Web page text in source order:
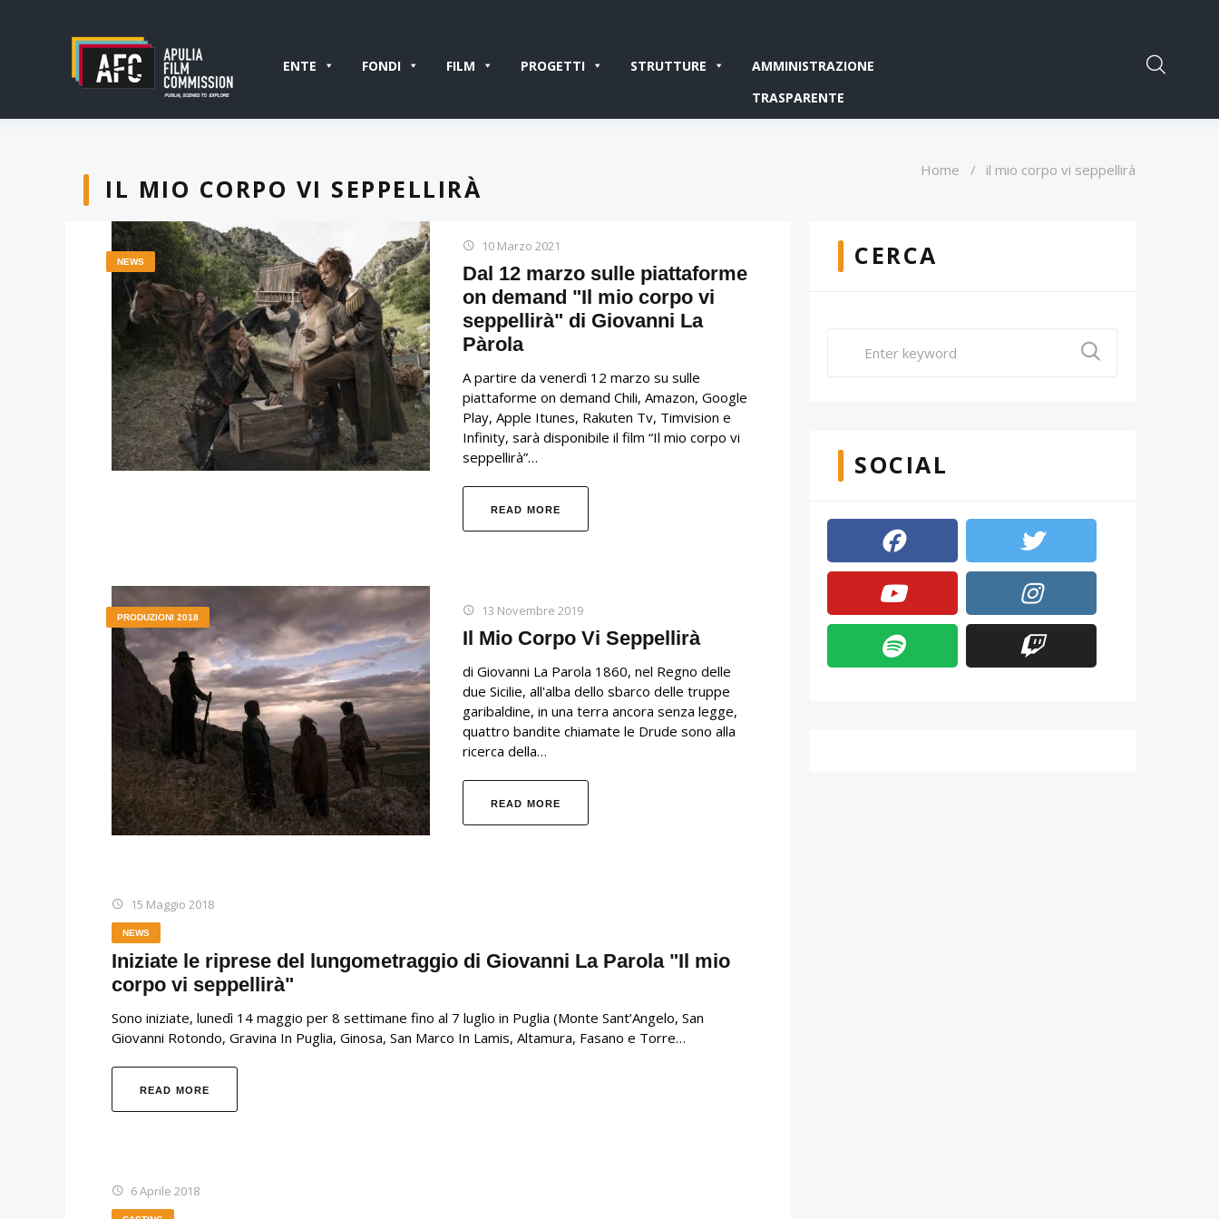
ENTE FONDI FILM PROGETTI STRUTTURE
AMMINISTRAZIONE
TRASPARENTE
IL MIO CORPO VI SEPPELLIRÀ
Home / il mio corpo vi seppellirà
10 Marzo 2021
NEWS
Dal 12 marzo sulle piattaforme
on demand "Il mio corpo vi
seppellirà" di Giovanni La
Pàrola
A partire da venerdì 12 marzo su sulle
piattaforme on demand Chili, Amazon, Google
Play, Apple Itunes, Rakuten Tv, Timvision e
Infinity, sarà disponibile il film “Il mio corpo vi
seppellirà”…
READ MORE
13 Novembre 2019
PRODUZIONI 2018
Il Mio Corpo Vi Seppellirà
di Giovanni La Parola 1860, nel Regno delle
due Sicilie, all'alba dello sbarco delle truppe
garibaldine, in una terra ancora senza legge,
quattro bandite chiamate le Drude sono alla
ricerca della…
READ MORE
15 Maggio 2018
NEWS
Iniziate le riprese del lungometraggio di Giovanni La Parola "Il mio
corpo vi seppellirà"
Sono iniziate, lunedì 14 maggio per 8 settimane fino al 7 luglio in Puglia (Monte Sant’Angelo, San
Giovanni Rotondo, Gravina In Puglia, Ginosa, San Marco In Lamis, Altamura, Fasano e Torre…
READ MORE
6 Aprile 2018
CERCA
SOCIAL